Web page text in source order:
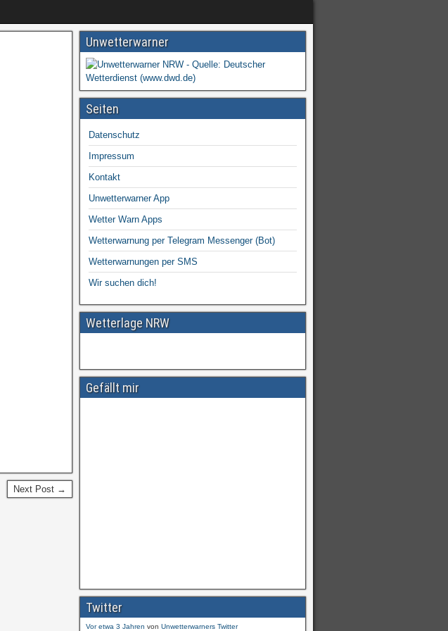
Next Post →
Unwetterwarner
Seiten
Datenschutz
Impressum
Kontakt
Unwetterwarner App
Wetter Warn Apps
Wetterwarnung per Telegram Messenger (Bot)
Wetterwarnungen per SMS
Wir suchen dich!
Wetterlage NRW
Gefällt mir
Twitter
ift.tt/wdhtnmI pic.twitter.com/cmFX…
Vor etwa 3 Jahren